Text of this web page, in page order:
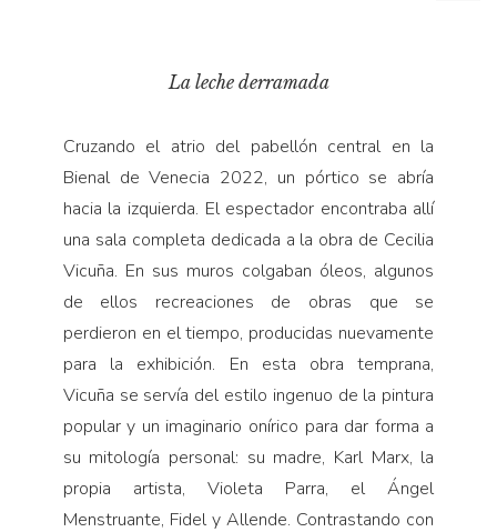
La leche derramada
Cruzando el atrio del pabellón central en la
Bienal de Venecia 2022, un pórtico se abría
hacia la izquierda. El espectador encontraba allí
una sala completa dedicada a la obra de Cecilia
Vicuña. En sus muros colgaban óleos, algunos
de ellos recreaciones de obras que se
perdieron en el tiempo, producidas nuevamente
para la exhibición. En esta obra temprana,
Vicuña se servía del estilo ingenuo de la pintura
popular y un imaginario onírico para dar forma a
su mitología personal: su madre, Karl Marx, la
propia artista, Violeta Parra, el Ángel
Menstruante, Fidel y Allende. Contrastando con